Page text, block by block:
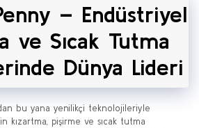
– Endüstriyel
ve Sıcak Tutma
Dünya Lideri
bu yana yenilikçi teknolojileriyle
kızartma, pişirme ve sıcak tutma